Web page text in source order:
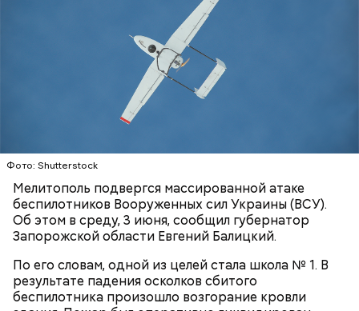
Фото: Shutterstock
Мелитополь подвергся массированной атаке
беспилотников Вооруженных сил Украины (ВСУ).
Об этом в среду, 3 июня, сообщил губернатор
Запорожской области Евгений Балицкий.
По его словам, одной из целей стала школа № 1. В
результате падения осколков сбитого
беспилотника произошло возгорание кровли
— Мы съездили за витаминами, вернулись обратно,
поднялись домой. У него ухудшилось самочувствие
Видео: пресс-служба ГСУ СК по Московской области
что яд могли добавить в бутылку